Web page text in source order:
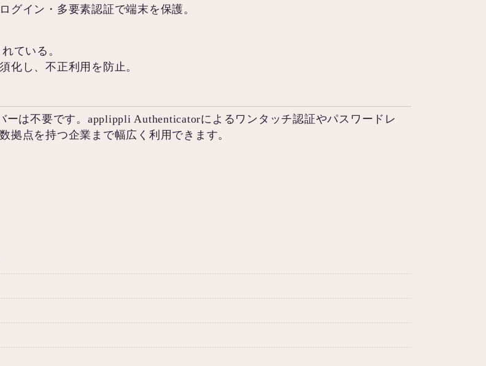
グイン・多要素認証で端末を保護。
ている。
化し、不正利用を防止。
は不要です。applippli Authenticatorによるワンタッチ認証やパスワードレ
拠点を持つ企業まで幅広く利用できます。